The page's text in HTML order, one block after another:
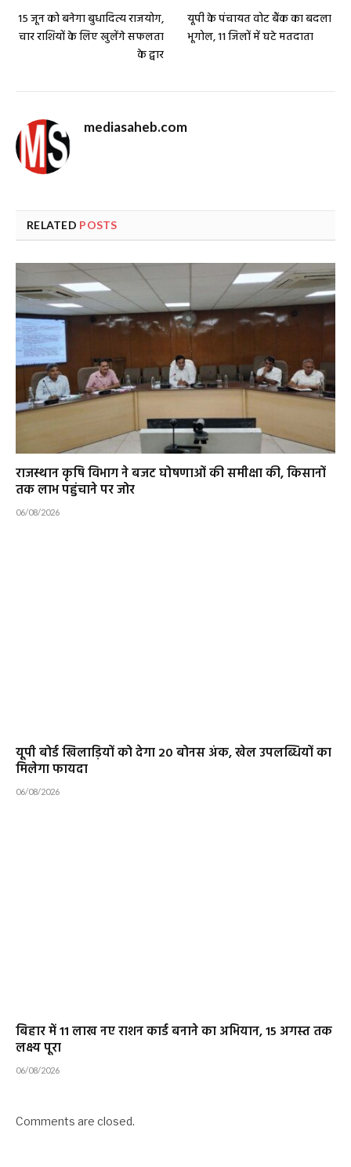
15 जून को बनेगा बुधादित्य राजयोग,
चार राशियों के लिए खुलेंगे सफलता
के द्वार
यूपी के पंचायत वोट बैंक का बदला
भूगोल, 11 जिलों में घटे मतदाता
mediasaheb.com
RELATED POSTS
राजस्थान कृषि विभाग ने बजट घोषणाओं की समीक्षा की, किसानों
तक लाभ पहुंचाने पर जोर
06/08/2026
यूपी बोर्ड खिलाड़ियों को देगा 20 बोनस अंक, खेल उपलब्धियों का
मिलेगा फायदा
06/08/2026
बिहार में 11 लाख नए राशन कार्ड बनाने का अभियान, 15 अगस्त तक
लक्ष्य पूरा
06/08/2026
Comments are closed.